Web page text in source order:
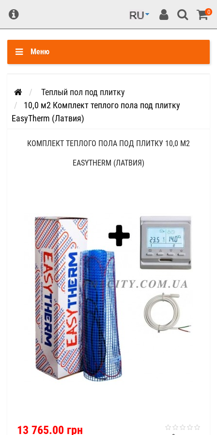
0
Меню
Теплый пол под плитку
10,0 м2 Комплект теплого пола под плитку
EasyTherm (Латвия)
КОМПЛЕКТ ТЕПЛОГО ПОЛА ПОД ПЛИТКУ 10,0 М2
EASYTHERM (ЛАТВИЯ)
13 765.00 грн